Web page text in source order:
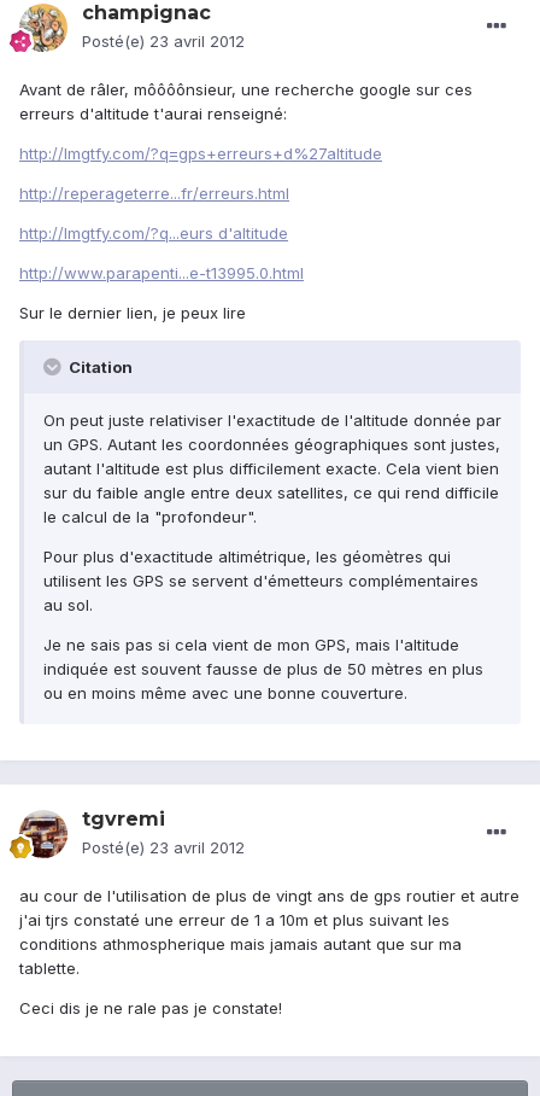
champignac
Posté(e) 23 avril 2012
Avant de râler, môôôônsieur, une recherche google sur ces
erreurs d'altitude t'aurai renseigné:
http://lmgtfy.com/?q=gps+erreurs+d%27altitude
http://reperageterre...fr/erreurs.html
http://lmgtfy.com/?q...eurs d'altitude
http://www.parapenti...e-t13995.0.html
Sur le dernier lien, je peux lire
Citation
On peut juste relativiser l'exactitude de l'altitude donnée par
un GPS. Autant les coordonnées géographiques sont justes,
autant l'altitude est plus difficilement exacte. Cela vient bien
sur du faible angle entre deux satellites, ce qui rend difficile
le calcul de la "profondeur".
Pour plus d'exactitude altimétrique, les géomètres qui
utilisent les GPS se servent d'émetteurs complémentaires
au sol.
Je ne sais pas si cela vient de mon GPS, mais l'altitude
indiquée est souvent fausse de plus de 50 mètres en plus
ou en moins même avec une bonne couverture.
tgvremi
Posté(e) 23 avril 2012
au cour de l'utilisation de plus de vingt ans de gps routier et autre
j'ai tjrs constaté une erreur de 1 a 10m et plus suivant les
conditions athmospherique mais jamais autant que sur ma
tablette.
Ceci dis je ne rale pas je constate!